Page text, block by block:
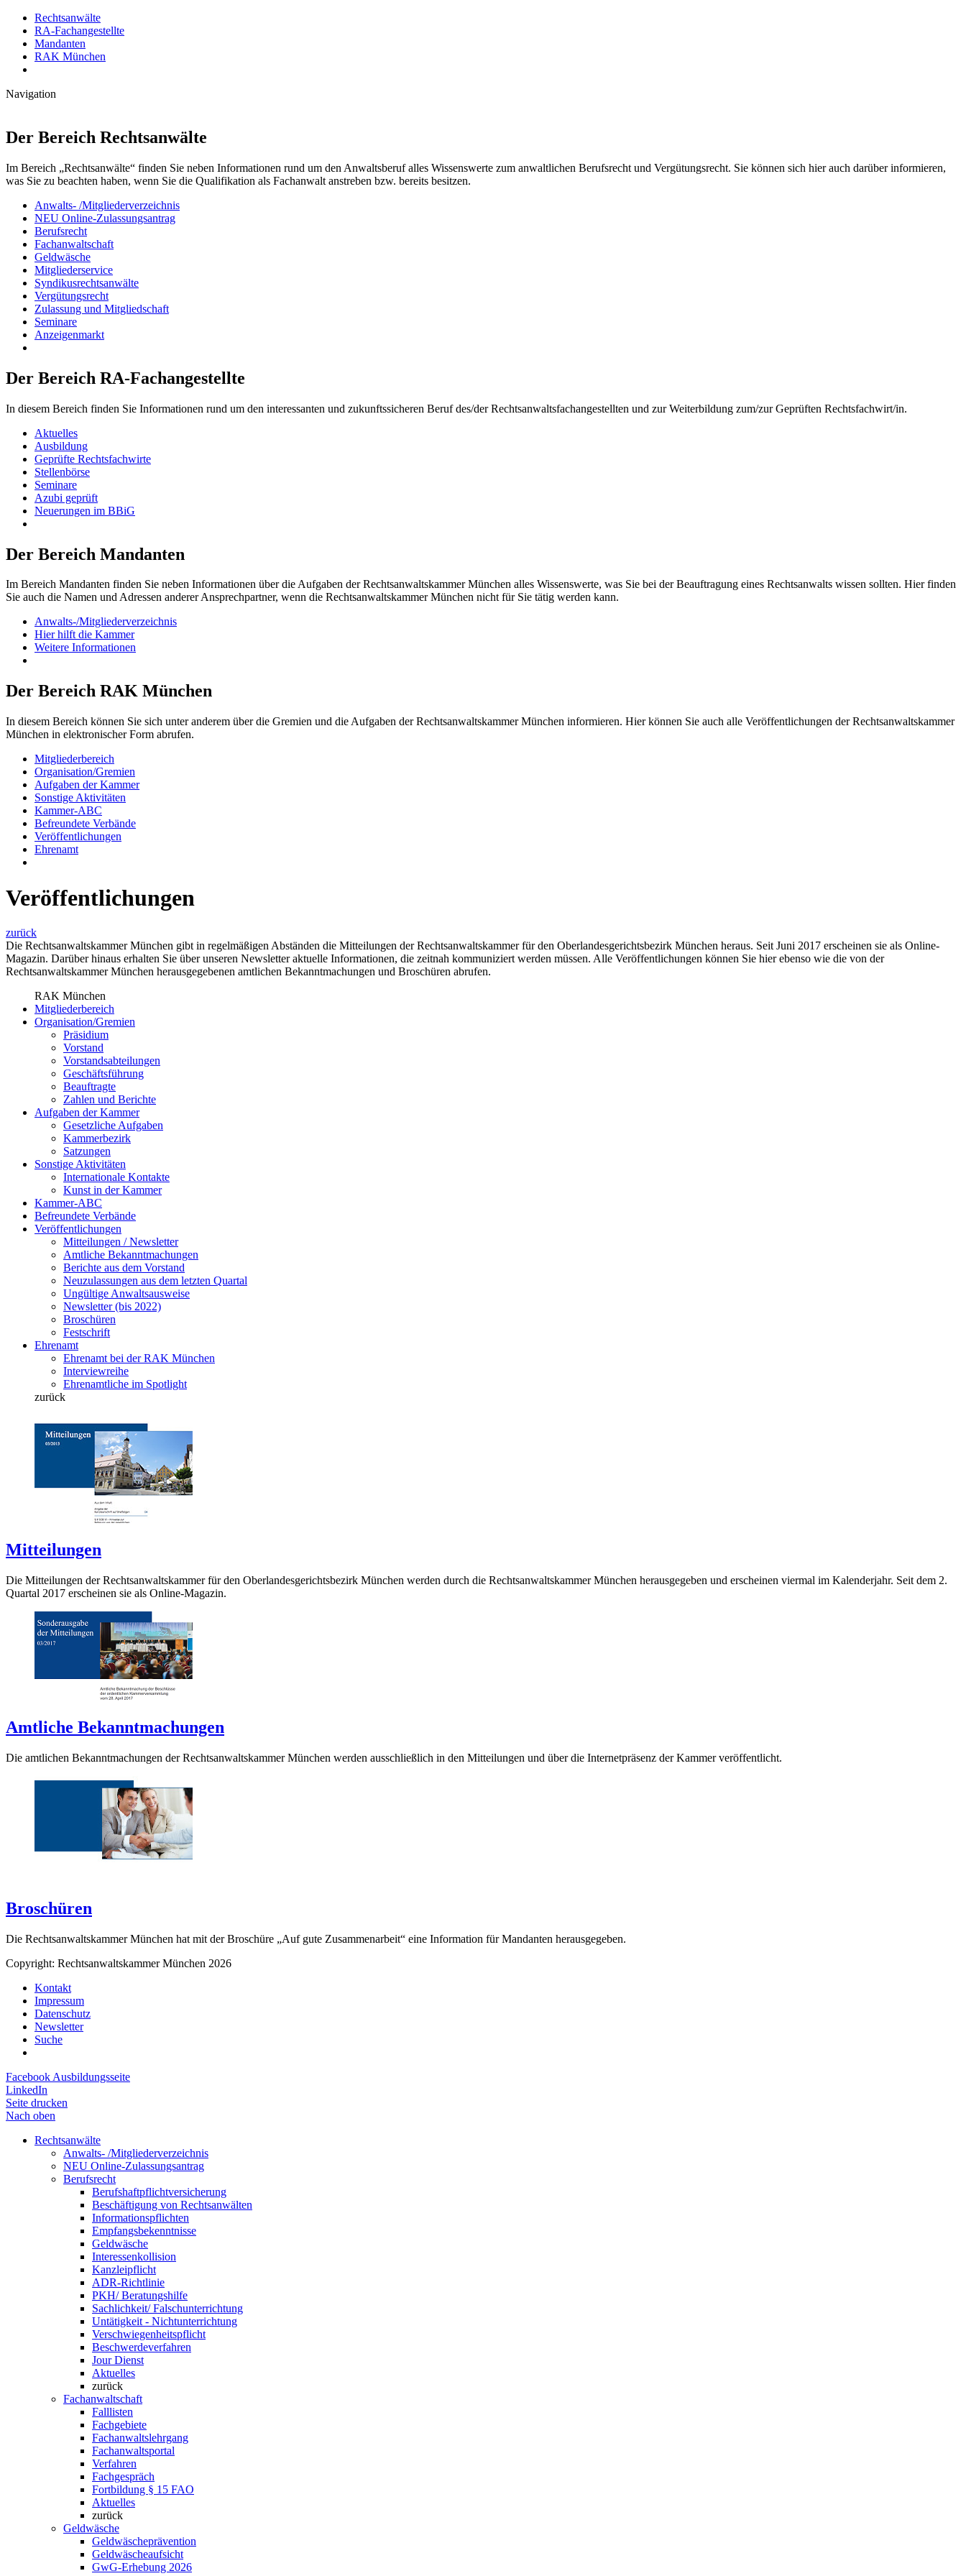
Rechtsanwälte
RA-Fachangestellte
Mandanten
RAK München
Navigation
Der Bereich Rechtsanwälte
Im Bereich „Rechtsanwälte“ finden Sie neben Informationen rund um den Anwaltsberuf alles Wissenswerte zum anwaltlichen Berufsrecht und Vergütungsrecht. Sie können sich hier auch darüber informieren,
was Sie zu beachten haben, wenn Sie die Qualifikation als Fachanwalt anstreben bzw. bereits besitzen.
Anwalts- /Mitgliederverzeichnis
NEU Online-Zulassungsantrag
Berufsrecht
Fachanwaltschaft
Geldwäsche
Mitgliederservice
Syndikusrechtsanwälte
Vergütungsrecht
Zulassung und Mitgliedschaft
Seminare
Anzeigenmarkt
Der Bereich RA-Fachangestellte
In diesem Bereich finden Sie Informationen rund um den interessanten und zukunftssicheren Beruf des/der Rechtsanwaltsfachangestellten und zur Weiterbildung zum/zur Geprüften Rechtsfachwirt/in.
Aktuelles
Ausbildung
Geprüfte Rechtsfachwirte
Stellenbörse
Seminare
Azubi geprüft
Neuerungen im BBiG
Der Bereich Mandanten
Im Bereich Mandanten finden Sie neben Informationen über die Aufgaben der Rechtsanwaltskammer München alles Wissenswerte, was Sie bei der Beauftragung eines Rechtsanwalts wissen sollten. Hier finden
Sie auch die Namen und Adressen anderer Ansprechpartner, wenn die Rechtsanwaltskammer München nicht für Sie tätig werden kann.
Anwalts-/Mitgliederverzeichnis
Hier hilft die Kammer
Weitere Informationen
Der Bereich RAK München
In diesem Bereich können Sie sich unter anderem über die Gremien und die Aufgaben der Rechtsanwaltskammer München informieren. Hier können Sie auch alle Veröffentlichungen der Rechtsanwaltskammer
München in elektronischer Form abrufen.
Mitgliederbereich
Organisation/Gremien
Aufgaben der Kammer
Sonstige Aktivitäten
Kammer-ABC
Befreundete Verbände
Veröffentlichungen
Ehrenamt
Veröffentlichungen
zurück
Die Rechtsanwaltskammer München gibt in regelmäßigen Abständen die Mitteilungen der Rechtsanwaltskammer für den Oberlandesgerichtsbezirk München heraus. Seit Juni 2017 erscheinen sie als Online-
Magazin. Darüber hinaus erhalten Sie über unseren Newsletter aktuelle Informationen, die zeitnah kommuniziert werden müssen. Alle Veröffentlichungen können Sie hier ebenso wie die von der
Rechtsanwaltskammer München herausgegebenen amtlichen Bekanntmachungen und Broschüren abrufen.
RAK München
Mitgliederbereich
Organisation/Gremien
Präsidium
Vorstand
Vorstandsabteilungen
Geschäftsführung
Beauftragte
Zahlen und Berichte
Aufgaben der Kammer
Gesetzliche Aufgaben
Kammerbezirk
Satzungen
Sonstige Aktivitäten
Internationale Kontakte
Kunst in der Kammer
Kammer-ABC
Befreundete Verbände
Veröffentlichungen
Mitteilungen / Newsletter
Amtliche Bekanntmachungen
Berichte aus dem Vorstand
Neuzulassungen aus dem letzten Quartal
Ungültige Anwaltsausweise
Newsletter (bis 2022)
Broschüren
Festschrift
Ehrenamt
Ehrenamt bei der RAK München
Interviewreihe
Ehrenamtliche im Spotlight
zurück
Mitteilungen
Die Mitteilungen der Rechtsanwaltskammer für den Oberlandesgerichtsbezirk München werden durch die Rechtsanwaltskammer München herausgegeben und erscheinen viermal im Kalenderjahr. Seit dem 2.
Quartal 2017 erscheinen sie als Online-Magazin.
Amtliche Bekanntmachungen
Die amtlichen Bekanntmachungen der Rechtsanwaltskammer München werden ausschließlich in den Mitteilungen und über die Internetpräsenz der Kammer veröffentlicht.
Broschüren
Die Rechtsanwaltskammer München hat mit der Broschüre „Auf gute Zusammenarbeit“ eine Information für Mandanten herausgegeben.
Copyright: Rechtsanwaltskammer München 2026
Kontakt
Impressum
Datenschutz
Newsletter
Suche
Facebook Ausbildungsseite
LinkedIn
Seite drucken
Nach oben
Rechtsanwälte
Anwalts- /Mitgliederverzeichnis
NEU Online-Zulassungsantrag
Berufsrecht
Berufshaftpflichtversicherung
Beschäftigung von Rechtsanwälten
Informationspflichten
Empfangsbekenntnisse
Geldwäsche
Interessenkollision
Kanzleipflicht
ADR-Richtlinie
PKH/ Beratungshilfe
Sachlichkeit/ Falschunterrichtung
Untätigkeit - Nichtunterrichtung
Verschwiegenheitspflicht
Beschwerdeverfahren
Jour Dienst
Aktuelles
zurück
Fachanwaltschaft
Falllisten
Fachgebiete
Fachanwaltslehrgang
Fachanwaltsportal
Verfahren
Fachgespräch
Fortbildung § 15 FAO
Aktuelles
zurück
Geldwäsche
Geldwäscheprävention
Geldwäscheaufsicht
GwG-Erhebung 2026